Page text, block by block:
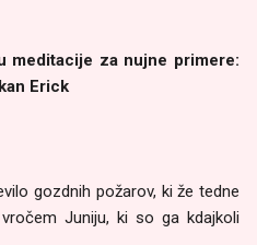
meditacije za nujne primere:
Erick
gozdnih požarov, ki že tedne
Juniju, ki so ga kdajkoli